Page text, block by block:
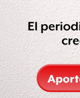
Destacó que en el
de Electricidad
empresas de 12
comercialización
limpia. Gracias a
mercado más
limpias con
millones dólares en